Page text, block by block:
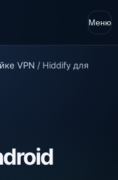
Меню
VPN / Hiddify для